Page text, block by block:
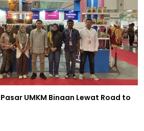
Pasar UMKM Binaan Lewat Road to